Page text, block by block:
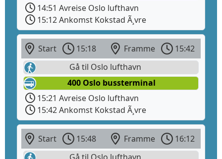
14:51 Avreise Oslo lufthavn
15:12 Ankomst Kokstad Ã¸vre
Start 15:18 Framme
15:42
Gå til Oslo lufthavn
400 Oslo bussterminal
15:21 Avreise Oslo lufthavn
15:42 Ankomst Kokstad Ã¸vre
Start 15:48 Framme
16:12